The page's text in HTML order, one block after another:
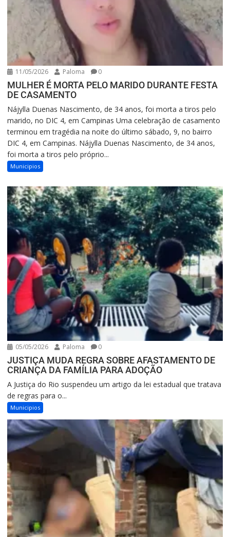
11/05/2026 Paloma 0
MULHER É MORTA PELO MARIDO DURANTE FESTA
DE CASAMENTO
Nájylla Duenas Nascimento, de 34 anos, foi morta a tiros pelo
marido, no DIC 4, em Campinas Uma celebração de casamento
terminou em tragédia na noite do último sábado, 9, no bairro
DIC 4, em Campinas. Nájylla Duenas Nascimento, de 34 anos,
foi morta a tiros pelo próprio...
Municipios
05/05/2026 Paloma 0
JUSTIÇA MUDA REGRA SOBRE AFASTAMENTO DE
CRIANÇA DA FAMÍLIA PARA ADOÇÃO
A Justiça do Rio suspendeu um artigo da lei estadual que tratava
de regras para o...
Municipios